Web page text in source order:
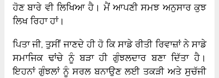
ਹੋਣ ਬਾਰੇ ਵੀ ਲਿਖਿਆ ਹੈ। ਮੈਂ ਆਪਣੀ ਸਮਝ ਅਨੁਸਾਰ ਕੁਝ
ਲਿਖ ਰਿਹਾ ਹਾਂ।
ਪਿਤਾ ਜੀ, ਤੁਸੀਂ ਜਾਣਦੇ ਹੀ ਹੋ ਕਿ ਸਾਡੇ ਰੀਤੀ ਰਿਵਾਜ਼ਾਂ ਨੇ ਸਾਡੇ
ਸਮਾਜਿਕ ਢਾਂਚੇ ਨੂੰ ਬੜਾ ਹੀ ਗੁੰਝਲਦਾਰ ਬਣਾ ਦਿੱਤਾ ਹੈ।
ਇਹਨਾਂ ਗੁੰਝਲਾਂ ਨੂੰ ਸਰਲ ਬਨਾਉਣ ਲਈ ਤਕੜੀ ਅਤੇ ਸੁਚੱਜੀ